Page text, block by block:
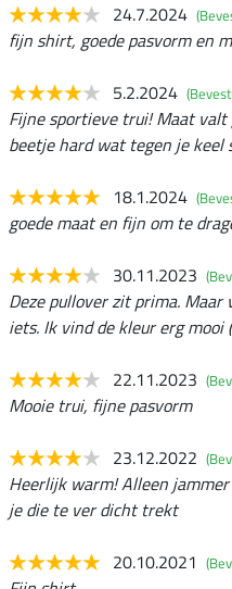
24.7.2024
fijn shirt, goede pasvorm en
5.2.2024
Fijne sportieve trui! Maat valt
beetje hard wat tegen je keel
18.1.2024
goede maat en fijn om te
30.11.2023
Deze pullover zit prima.
iets. Ik vind de kleur erg mooi
22.11.2023
Mooie trui, fijne pasvorm
23.12.2022
Heerlijk warm! Alleen
je die te ver dicht trekt
20.10.2021